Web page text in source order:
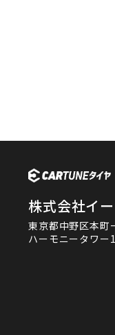
株式会社イ
東京都中野区本町
ハーモニータワー